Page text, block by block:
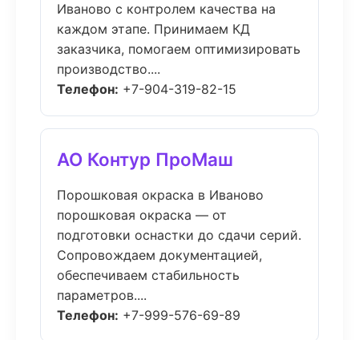
Иваново с контролем качества на
каждом этапе. Принимаем КД
заказчика, помогаем оптимизировать
производство....
Телефон: +7-904-319-82-15
АО Контур ПроМаш
Порошковая окраска в Иваново
порошковая окраска — от
подготовки оснастки до сдачи серий.
Сопровождаем документацией,
обеспечиваем стабильность
параметров....
Телефон: +7-999-576-69-89